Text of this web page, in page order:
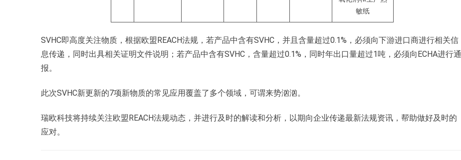
敏纸
SVHC即高度关注物质，根据欧盟REACH法规，若产品中含有SVHC，并且含量超过0.1%，必须向下游进口商进行相关信
息传递，同时出具相关证明文件说明；若产品中含有SVHC，含量超过0.1%，同时年出口量超过1吨，必须向ECHA进行通
报。
此次SVHC新更新的7项新物质的常见应用覆盖了多个领域，可谓来势汹汹。
瑞欧科技将持续关注欧盟REACH法规动态，并进行及时的解读和分析，以期向企业传递最新法规资讯，帮助做好及时的
应对。